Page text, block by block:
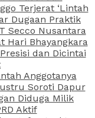
Terjerat ‘Lintah
Dugaan Praktik
Secco Nusantara
Hari Bhayangkara
dan Dicintai
Anggotanya
Soroti Dapur
Diduga Milik
Aktif